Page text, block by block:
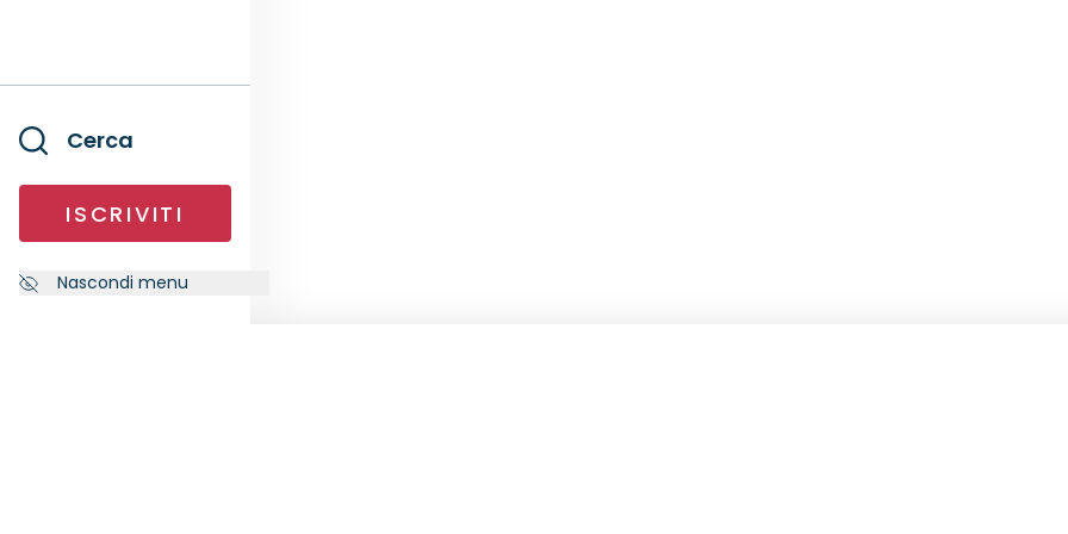
Cerca
ISCRIVITI
Nascondi menu